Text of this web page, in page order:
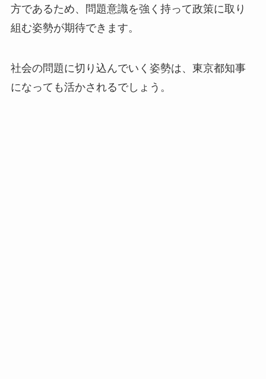
方であるため、問題意識を強く持って政策に取り
組む姿勢が期待できます。
社会の問題に切り込んでいく姿勢は、東京都知事
になっても活かされるでしょう。